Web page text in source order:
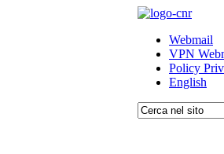
Webmail
VPN
Policy
English